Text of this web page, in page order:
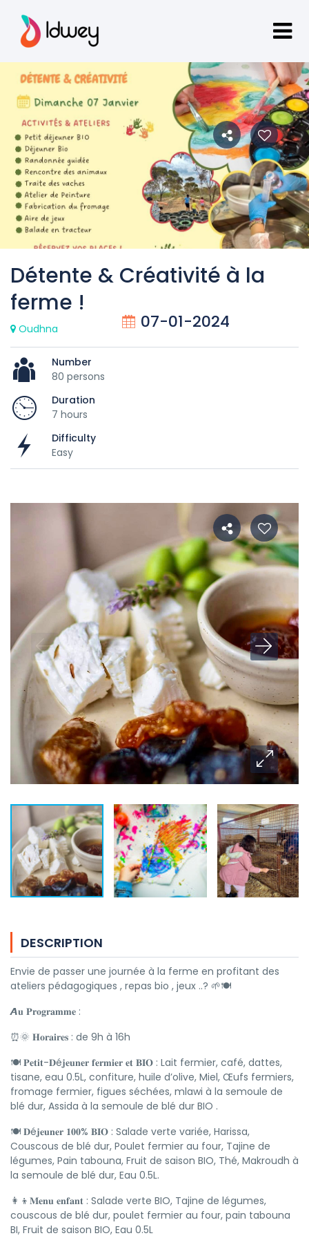
Détente & Créativité à la
ferme !
Oudhna 07-01-2024
Number
80 persons
Duration
7 hours
Difficulty
Easy
DESCRIPTION
Envie de passer une journée à la ferme en profitant des
ateliers pédagogiques , repas bio , jeux ..? 🌱🍽️
𝘼𝐮 𝐏𝐫𝐨𝐠𝐫𝐚𝐦𝐦𝐞 :
⏰🌞 𝐇𝐨𝐫𝐚𝐢𝐫𝐞𝐬 : de 9h à 16h
🍽️ 𝐏𝐞𝐭𝐢𝐭-𝐃é𝐣𝐞𝐮𝐧𝐞𝐫 𝐟𝐞𝐫𝐦𝐢𝐞𝐫 𝐞𝐭 𝐁𝐈𝐎 : Lait fermier, café, dattes,
tisane, eau 0.5L, confiture, huile d’olive, Miel, Œufs fermiers,
fromage fermier, figues séchées, mlawi à la semoule de
blé dur, Assida à la semoule de blé dur BIO .
🍽️ 𝐃é𝐣𝐞𝐮𝐧𝐞𝐫 𝟏𝟎𝟎% 𝐁𝐈𝐎 : Salade verte variée, Harissa,
Couscous de blé dur, Poulet fermier au four, Tajine de
légumes, Pain tabouna, Fruit de saison BIO, Thé, Makroudh à
la semoule de blé dur, Eau 0.5L.
👩‍👦𝐌𝐞𝐧𝐮 𝐞𝐧𝐟𝐚𝐧𝐭 : Salade verte BIO, Tajine de légumes,
couscous de blé dur, poulet fermier au four, pain tabouna
BI, Fruit de saison BIO, Eau 0.5L